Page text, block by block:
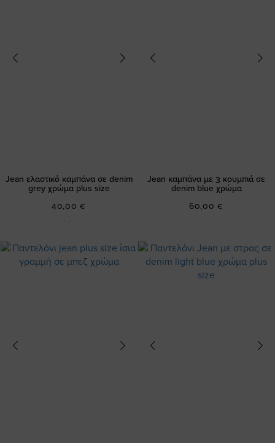
Jean ελαστικό καμπάνα σε denim
grey χρώμα plus size
40,00 €
Jean καμπάνα με 3 κουμπιά σε
denim blue χρώμα
60,00 €